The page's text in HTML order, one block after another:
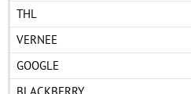
THL
VERNEE
GOOGLE